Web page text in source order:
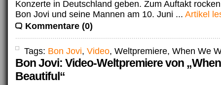
Konzerte in Deutschland geben. Zum Auftakt
Bon Jovi und seine Mannen am 10. Juni ... Artikel
Kommentare (0)
Tags: Bon Jovi, Video, Weltpremiere, When We
Bon Jovi: Video-Weltpremiere von
Beautiful“